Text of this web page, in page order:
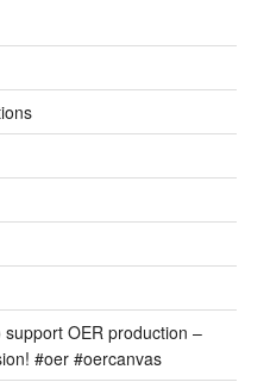
OER production –
#oer #oercanvas